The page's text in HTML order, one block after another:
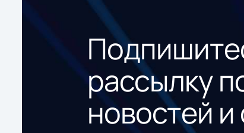
рассылку
новостей